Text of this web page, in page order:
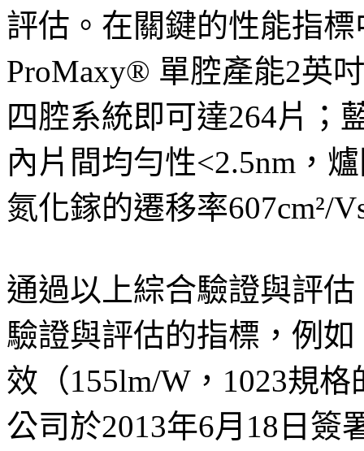
評估。在關鍵的性能指
ProMaxy® 單腔產能2英
四腔系統即可達264片；
內片間均勻性<2.5nm，
氮化鎵的遷移率607cm²/
通過以上綜合驗證與評
驗證與評估的指標，例
效（155lm/W，1023規
公司於2013年6月18日簽